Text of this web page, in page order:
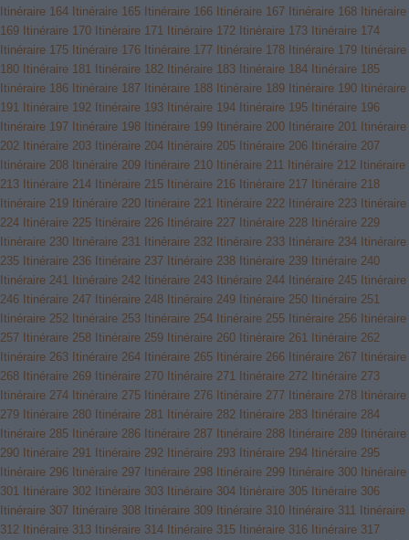
Itinéraire 164 Itinéraire 165 Itinéraire 166 Itinéraire 167 Itinéraire 168 Itinéraire
169 Itinéraire 170 Itinéraire 171 Itinéraire 172 Itinéraire 173 Itinéraire 174
Itinéraire 175 Itinéraire 176 Itinéraire 177 Itinéraire 178 Itinéraire 179 Itinéraire
180 Itinéraire 181 Itinéraire 182 Itinéraire 183 Itinéraire 184 Itinéraire 185
Itinéraire 186 Itinéraire 187 Itinéraire 188 Itinéraire 189 Itinéraire 190 Itinéraire
191 Itinéraire 192 Itinéraire 193 Itinéraire 194 Itinéraire 195 Itinéraire 196
Itinéraire 197 Itinéraire 198 Itinéraire 199 Itinéraire 200 Itinéraire 201 Itinéraire
202 Itinéraire 203 Itinéraire 204 Itinéraire 205 Itinéraire 206 Itinéraire 207
Itinéraire 208 Itinéraire 209 Itinéraire 210 Itinéraire 211 Itinéraire 212 Itinéraire
213 Itinéraire 214 Itinéraire 215 Itinéraire 216 Itinéraire 217 Itinéraire 218
Itinéraire 219 Itinéraire 220 Itinéraire 221 Itinéraire 222 Itinéraire 223 Itinéraire
224 Itinéraire 225 Itinéraire 226 Itinéraire 227 Itinéraire 228 Itinéraire 229
Itinéraire 230 Itinéraire 231 Itinéraire 232 Itinéraire 233 Itinéraire 234 Itinéraire
235 Itinéraire 236 Itinéraire 237 Itinéraire 238 Itinéraire 239 Itinéraire 240
Itinéraire 241 Itinéraire 242 Itinéraire 243 Itinéraire 244 Itinéraire 245 Itinéraire
246 Itinéraire 247 Itinéraire 248 Itinéraire 249 Itinéraire 250 Itinéraire 251
Itinéraire 252 Itinéraire 253 Itinéraire 254 Itinéraire 255 Itinéraire 256 Itinéraire
257 Itinéraire 258 Itinéraire 259 Itinéraire 260 Itinéraire 261 Itinéraire 262
Itinéraire 263 Itinéraire 264 Itinéraire 265 Itinéraire 266 Itinéraire 267 Itinéraire
268 Itinéraire 269 Itinéraire 270 Itinéraire 271 Itinéraire 272 Itinéraire 273
Itinéraire 274 Itinéraire 275 Itinéraire 276 Itinéraire 277 Itinéraire 278 Itinéraire
279 Itinéraire 280 Itinéraire 281 Itinéraire 282 Itinéraire 283 Itinéraire 284
Itinéraire 285 Itinéraire 286 Itinéraire 287 Itinéraire 288 Itinéraire 289 Itinéraire
290 Itinéraire 291 Itinéraire 292 Itinéraire 293 Itinéraire 294 Itinéraire 295
Itinéraire 296 Itinéraire 297 Itinéraire 298 Itinéraire 299 Itinéraire 300 Itinéraire
301 Itinéraire 302 Itinéraire 303 Itinéraire 304 Itinéraire 305 Itinéraire 306
Itinéraire 307 Itinéraire 308 Itinéraire 309 Itinéraire 310 Itinéraire 311 Itinéraire
312 Itinéraire 313 Itinéraire 314 Itinéraire 315 Itinéraire 316 Itinéraire 317